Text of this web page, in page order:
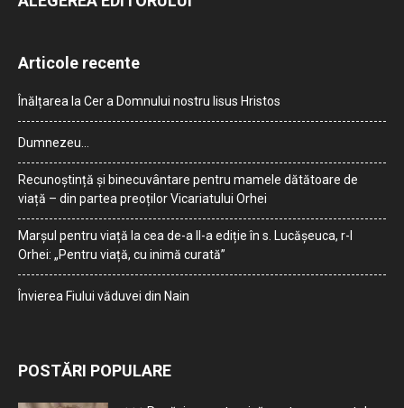
Articole recente
Înălțarea la Cer a Domnului nostru Iisus Hristos
Dumnezeu…
Recunoștință și binecuvântare pentru mamele dătătoare de
viață – din partea preoților Vicariatului Orhei
Marșul pentru viață la cea de-a II-a ediție în s. Lucășeuca, r-l
Orhei: „Pentru viață, cu inimă curată”
Învierea Fiului văduvei din Nain
POSTĂRI POPULARE